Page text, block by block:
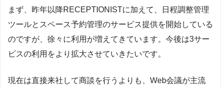
まず、昨年以降RECEPTIONISTに加えて、日程調整管理
ツールとスペース予約管理のサービス提供を開始している
のですが、徐々に利用が増えてきています。今後は3サー
ビスの利用をより拡大させていきたいです。
現在は直接来社して商談を行うよりも、Web会議が主流